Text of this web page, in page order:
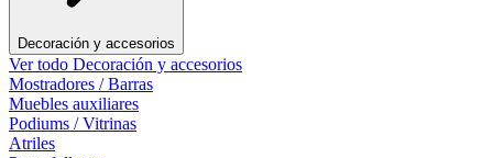
Decoración y accesorios
Ver todo Decoración y accesorios
Mostradores / Barras
Muebles auxiliares
Podiums / Vitrinas
Atriles